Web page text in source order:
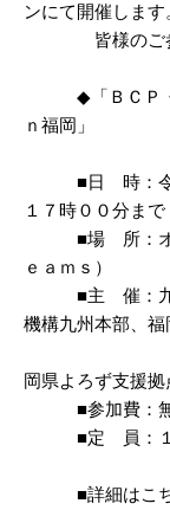
ンにて開催します
皆様のご参加
◆「ＢＣＰ・事
ｎ福岡」
■日 時：令和
１７時００分まで
■場 所：オン
ｅａｍｓ）
■主 催：九州
機構九州本部、福
（公財）福
岡県よろず支援拠
■参加費：無
■定 員：１
■詳細はこちら